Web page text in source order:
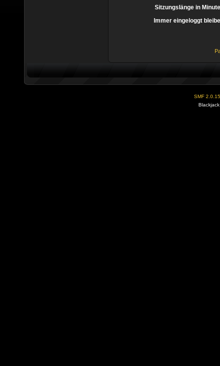
Sitzungslänge in
Immer eingeloggt
SMF 2.0.15